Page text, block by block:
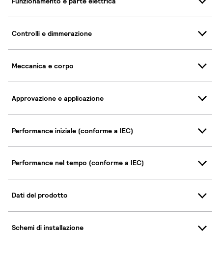
Controlli e dimmerazione
Meccanica e corpo
Approvazione e applicazione
Performance iniziale (conforme a IEC)
Performance nel tempo (conforme a IEC)
Dati del prodotto
Schemi di installazione